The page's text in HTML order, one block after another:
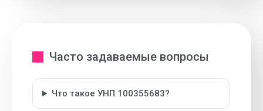
Часто задаваемые вопросы
Что такое УНП 100355683?